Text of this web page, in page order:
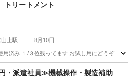
リートメント
上駅 8月10日
済み １/３位残ってます お試し用にどうぞ
宮山上駅 その他
・派遣社員≫機械操作・製造補助